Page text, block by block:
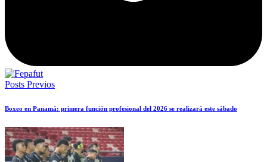
Posts Previos
Boxeo en Panamá: primera función profesional del 2026 se realizará este sábado